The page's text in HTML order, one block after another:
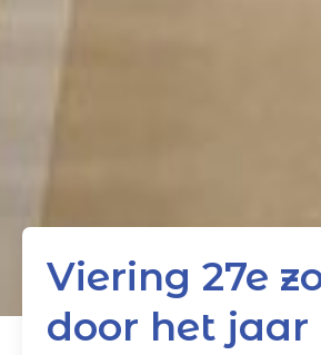
Viering 27e
door het jaar